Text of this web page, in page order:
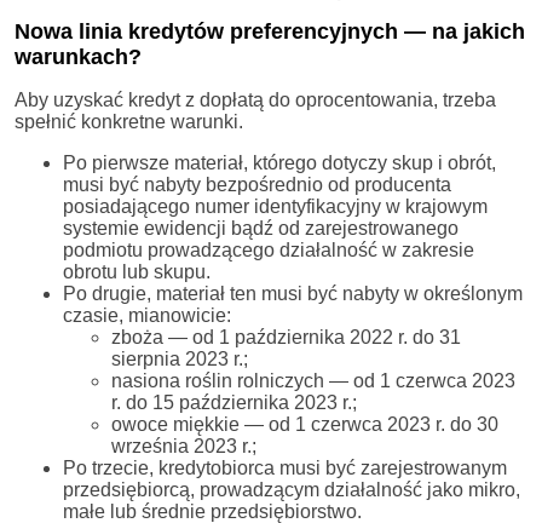
Nowa linia kredytów preferencyjnych — na jakich
warunkach?
Aby uzyskać kredyt z dopłatą do oprocentowania, trzeba
spełnić konkretne warunki.
Po pierwsze materiał, którego dotyczy skup i obrót,
musi być nabyty bezpośrednio od producenta
posiadającego numer identyfikacyjny w krajowym
systemie ewidencji bądź od zarejestrowanego
podmiotu prowadzącego działalność w zakresie
obrotu lub skupu.
Po drugie, materiał ten musi być nabyty w określonym
czasie, mianowicie:
zboża — od 1 października 2022 r. do 31
sierpnia 2023 r.;
nasiona roślin rolniczych — od 1 czerwca 2023
r. do 15 października 2023 r.;
owoce miękkie — od 1 czerwca 2023 r. do 30
września 2023 r.;
Po trzecie, kredytobiorca musi być zarejestrowanym
przedsiębiorcą, prowadzącym działalność jako mikro,
małe lub średnie przedsiębiorstwo.